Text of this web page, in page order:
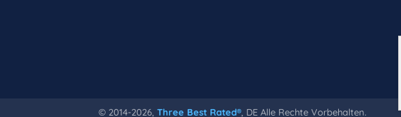
© 2014-2026, Three Best Rated®, DE Alle Rechte Vorbehalten.